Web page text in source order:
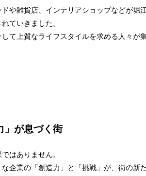
や雑貨店、インテリアショップなどが堀
ていきました。
て上質なライフスタイルを求める人々
」が息づく街
はありません。
企業の「創造力」と「挑戦」が、街の新